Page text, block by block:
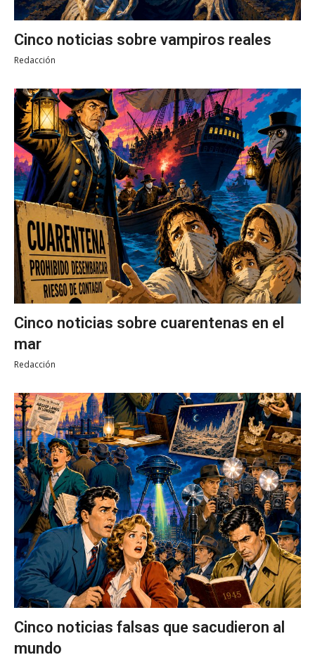
Cinco noticias sobre vampiros reales
Redacción
Cinco noticias sobre cuarentenas en el
mar
Redacción
Cinco noticias falsas que sacudieron al
mundo